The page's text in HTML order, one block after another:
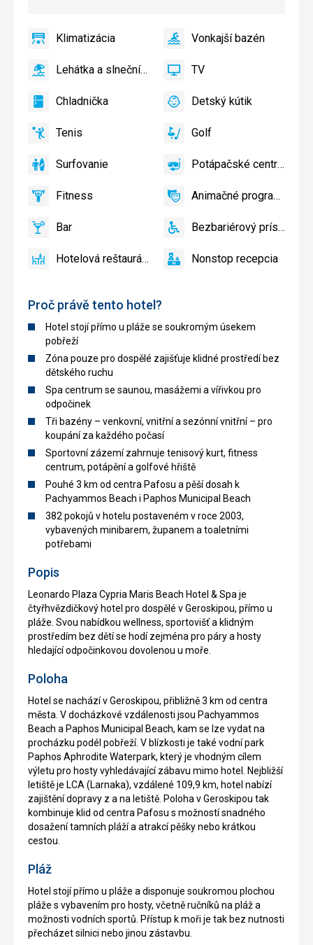
Proč právě tento hotel?
Hotel stojí přímo u pláže se soukromým úsekem
pobřeží
Zóna pouze pro dospělé zajišťuje klidné prostředí bez
dětského ruchu
Spa centrum se saunou, masážemi a vířivkou pro
odpočinek
Tři bazény – venkovní, vnitřní a sezónní vnitřní – pro
koupání za každého počasí
Sportovní zázemí zahrnuje tenisový kurt, fitness
centrum, potápění a golfové hřiště
Pouhé 3 km od centra Pafosu a pěší dosah k
Pachyammos Beach i Paphos Municipal Beach
382 pokojů v hotelu postaveném v roce 2003,
vybavených minibarem, županem a toaletními
potřebami
Popis
Leonardo Plaza Cypria Maris Beach Hotel & Spa je
čtyřhvězdičkový hotel pro dospělé v Geroskipou, přímo u
pláže. Svou nabídkou wellness, sportovišť a klidným
prostředím bez dětí se hodí zejména pro páry a hosty
hledající odpočinkovou dovolenou u moře.
Poloha
Hotel se nachází v Geroskipou, přibližně 3 km od centra
města. V docházkové vzdálenosti jsou Pachyammos
Beach a Paphos Municipal Beach, kam se lze vydat na
procházku podél pobřeží. V blízkosti je také vodní park
Paphos Aphrodite Waterpark, který je vhodným cílem
výletu pro hosty vyhledávající zábavu mimo hotel. Nejbližší
letiště je LCA (Larnaka), vzdálené 109,9 km, hotel nabízí
zajištění dopravy z a na letiště. Poloha v Geroskipou tak
kombinuje klid od centra Pafosu s možností snadného
dosažení tamních pláží a atrakcí pěšky nebo krátkou
cestou.
Pláž
Hotel stojí přímo u pláže a disponuje soukromou plochou
pláže s vybavením pro hosty, včetně ručníků na pláž a
možnosti vodních sportů. Přístup k moři je tak bez nutnosti
přecházet silnici nebo jinou zástavbu.
Klimatizácia
Klimatizácia
áno
VonkajšíVonkajší bazén
áno
Lehátka
slnečníky
bazéne
Lehátka a slnečníky pri bazéne zadarmo
áno TV TV
áno
Chladnička
Chladnička
áno
Detský
Detské
Detský
Detský kútik
áno
Tenis,Tenis
áno Golf Golf
áno
Surfovanie
Surfovanie
áno
Potápačské
Potápačské centrum
áno
FitnessFitness
áno
Animačné
Animačné programy
áno
Bar Bar
áno
Bezbariérový
Bezbariérový prístup
áno
Hotelová
Hotelová reštaurácia
áno
NonstopNonstop recepcia
áno